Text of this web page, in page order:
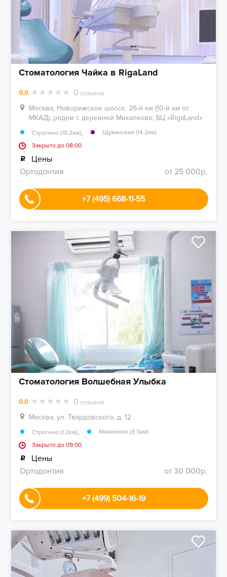
Стоматология Чайка в RigaLand
0.0 0 отзывов
Москва, Новорижское шоссе, 26-й км (10-й км от
МКАД), рядом с деревней Михалково, БЦ «RigaLand»
Строгино (10.2км),
Щукинская (14.2км)
Закрыто до 08:00
Цены
Ортодонтия
от 25 000р.
+7 (495) 668-11-55
Стоматология Волшебная Улыбка
0.0 0 отзывов
Москва, ул. Твардовского, д. 12
Строгино (1.2км),
Мякинино (3.3км)
Закрыто до 09:00
Цены
Ортодонтия
от 30 000р.
+7 (499) 504-16-19